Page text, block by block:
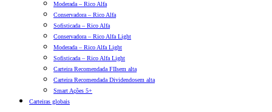
Moderada – Rico Alfa
Conservadora – Rico Alfa
Sofisticada – Rico Alfa
Conservadora – Rico Alfa Light
Moderada – Rico Alfa Light
Sofisticada – Rico Alfa Light
Carteira Recomendada FIIsem alta
Carteira Recomendada Dividendosem alta
Smart Ações 5+
Carteiras globais